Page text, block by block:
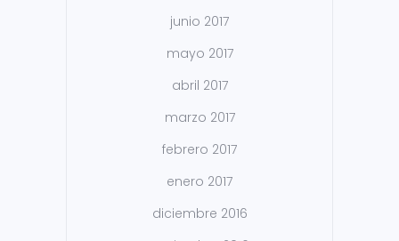
junio 2017
mayo 2017
abril 2017
marzo 2017
febrero 2017
enero 2017
diciembre 2016